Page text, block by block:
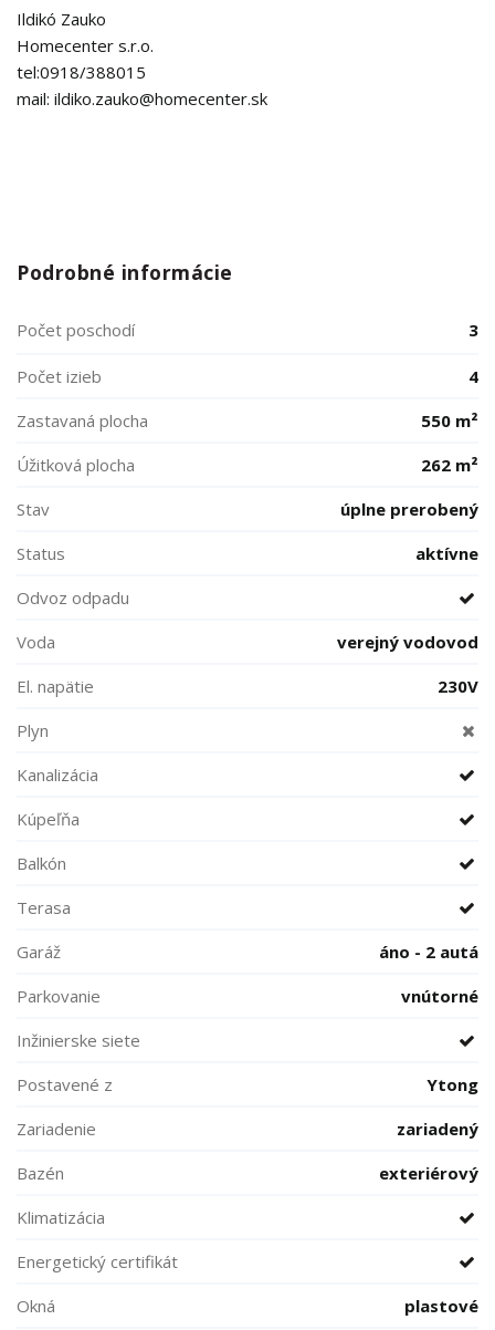
Ildikó Zauko
Homecenter s.r.o.
tel:0918/388015
mail: ildiko.zauko@homecenter.sk
Podrobné informácie
Počet poschodí 3
Počet izieb
4
Zastavaná plocha
550 m²
Úžitková plocha
262 m²
Stav
úplne prerobený
Status
aktívne
Odvoz odpadu
Voda
verejný vodovod
El. napätie
230V
Plyn
Kanalizácia
Kúpeľňa
Balkón
Terasa
Garáž
áno - 2 autá
Parkovanie
vnútorné
Inžinierske siete
Postavené z
Ytong
Zariadenie
zariadený
Bazén
exteriérový
Klimatizácia
Energetický certifikát
Okná
plastové